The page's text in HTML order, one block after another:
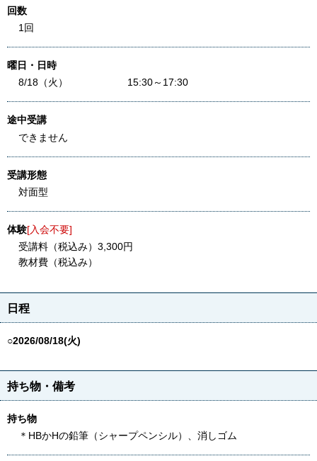
回数
1回
曜日・日時
8/18（火） 15:30～17:30
途中受講
できません
受講形態
対面型
体験[入会不要]
受講料（税込み）3,300円
教材費（税込み）
日程
○2026/08/18(火)
持ち物・備考
持ち物
＊HBかHの鉛筆（シャープペンシル）、消しゴム